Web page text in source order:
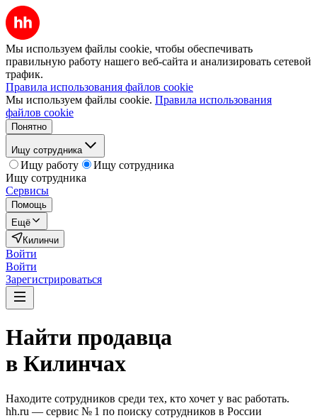
Мы используем файлы cookie, чтобы обеспечивать
правильную работу нашего веб-сайта и анализировать сетевой
трафик.
Правила использования файлов cookie
Мы используем файлы cookie. Правила использования
файлов cookie
Понятно
Ищу сотрудника
Ищу работу
Ищу сотрудника
Ищу сотрудника
Сервисы
Помощь
Ещё
Килинчи
Войти
Войти
Зарегистрироваться
Найти продавца
в Килинчах
Находите сотрудников среди тех, кто хочет у вас работать.
hh.ru — сервис № 1 по поиску сотрудников в России